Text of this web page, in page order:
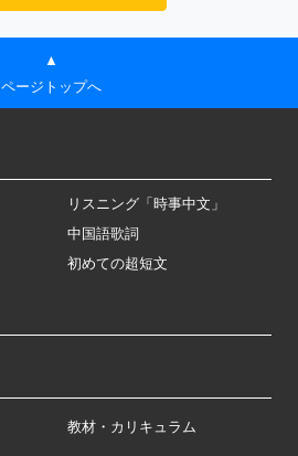
▲
ページトップへ
リスニング「時事中文」
中国語歌詞
初めての超短文
教材・カリキュラム